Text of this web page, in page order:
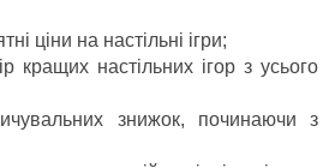
ціни на настільні ігри;
кращих настільних ігор з усього
знижок, починаючи з